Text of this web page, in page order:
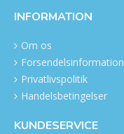
INFORMATION
Om os
Forsendelsinformation
Privatlivspolitik
Handelsbetingelser
KUNDESERVICE